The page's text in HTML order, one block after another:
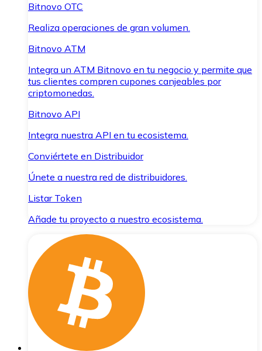
Bitnovo OTC
Realiza operaciones de gran volumen.
Bitnovo ATM
Integra un ATM Bitnovo en tu negocio y permite que
tus clientes compren cupones canjeables por
criptomonedas.
Bitnovo API
Integra nuestra API en tu ecosistema.
Conviértete en Distribuidor
Únete a nuestra red de distribuidores.
Listar Token
Añade tu proyecto a nuestro ecosistema.